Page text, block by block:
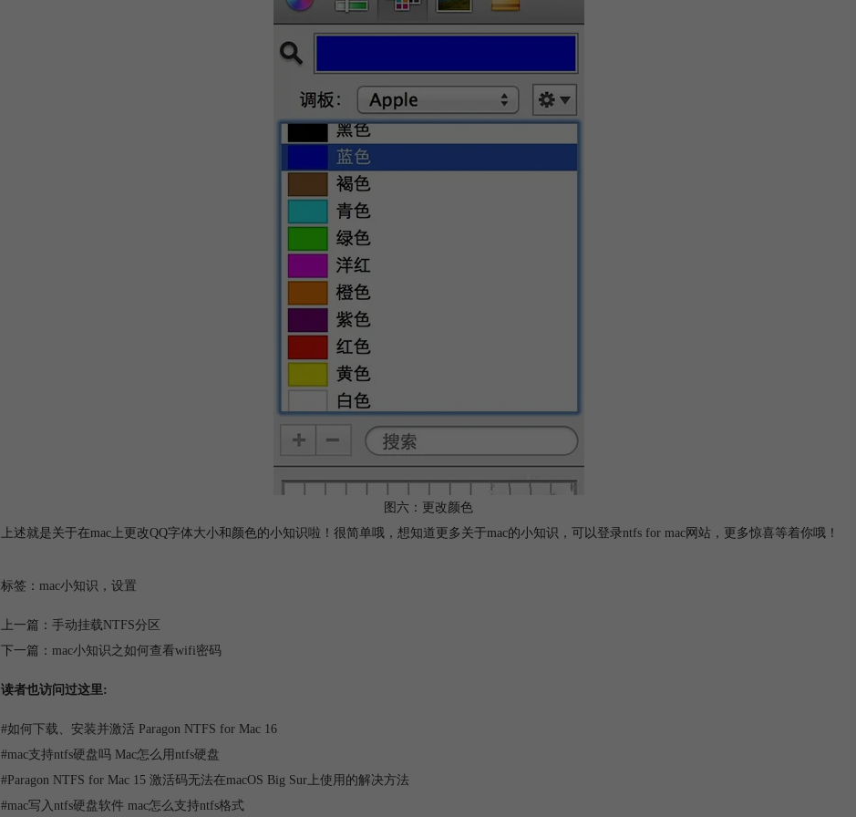
图六：更改颜色
上述就是关于在mac上更改QQ字体大小和颜色的小知识啦！很简单哦，想知道更多关于mac的小知识，可以登录ntfs for mac网站，更多惊喜等着你哦！
标签： mac小知识 ， 设置
上一篇： 手动挂载NTFS分区
下一篇： mac小知识之如何查看wifi密码
读者也访问过这里:
#如何下载、安装并激活 Paragon NTFS for Mac 16
#mac支持ntfs硬盘吗 Mac怎么用ntfs硬盘
#Paragon NTFS for Mac 15 激活码无法在macOS Big Sur上使用的解决方法
#mac写入ntfs硬盘软件 mac怎么支持ntfs格式